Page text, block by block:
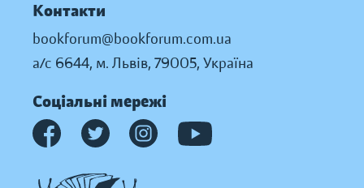
Контакти
bookforum@bookforum.com.ua
а/с 6644, м. Львів, 79005, Україна
Соціальні мережі